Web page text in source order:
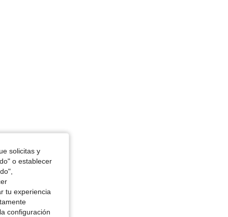
in, Color: Beis, Talla: XL
solicitas y
o establecer
tu experiencia
configuración